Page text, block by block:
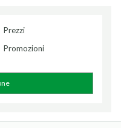
Prezzi
Promozioni